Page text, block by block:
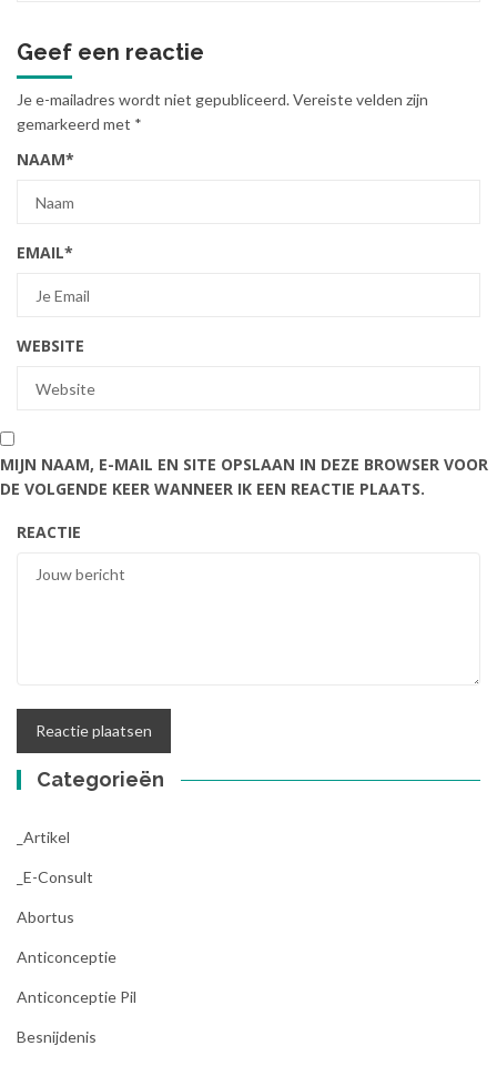
Geef een reactie
Je e-mailadres wordt niet gepubliceerd.Vereiste velden zijn
gemarkeerd met *
NAAM*
EMAIL*
WEBSITE
MIJN NAAM, E-MAIL EN SITE OPSLAAN IN DEZE BROWSER VOOR
DE VOLGENDE KEER WANNEER IK EEN REACTIE PLAATS.
REACTIE
Categorieën
_Artikel
_E-Consult
Abortus
Anticonceptie
Anticonceptie Pil
Besnijdenis